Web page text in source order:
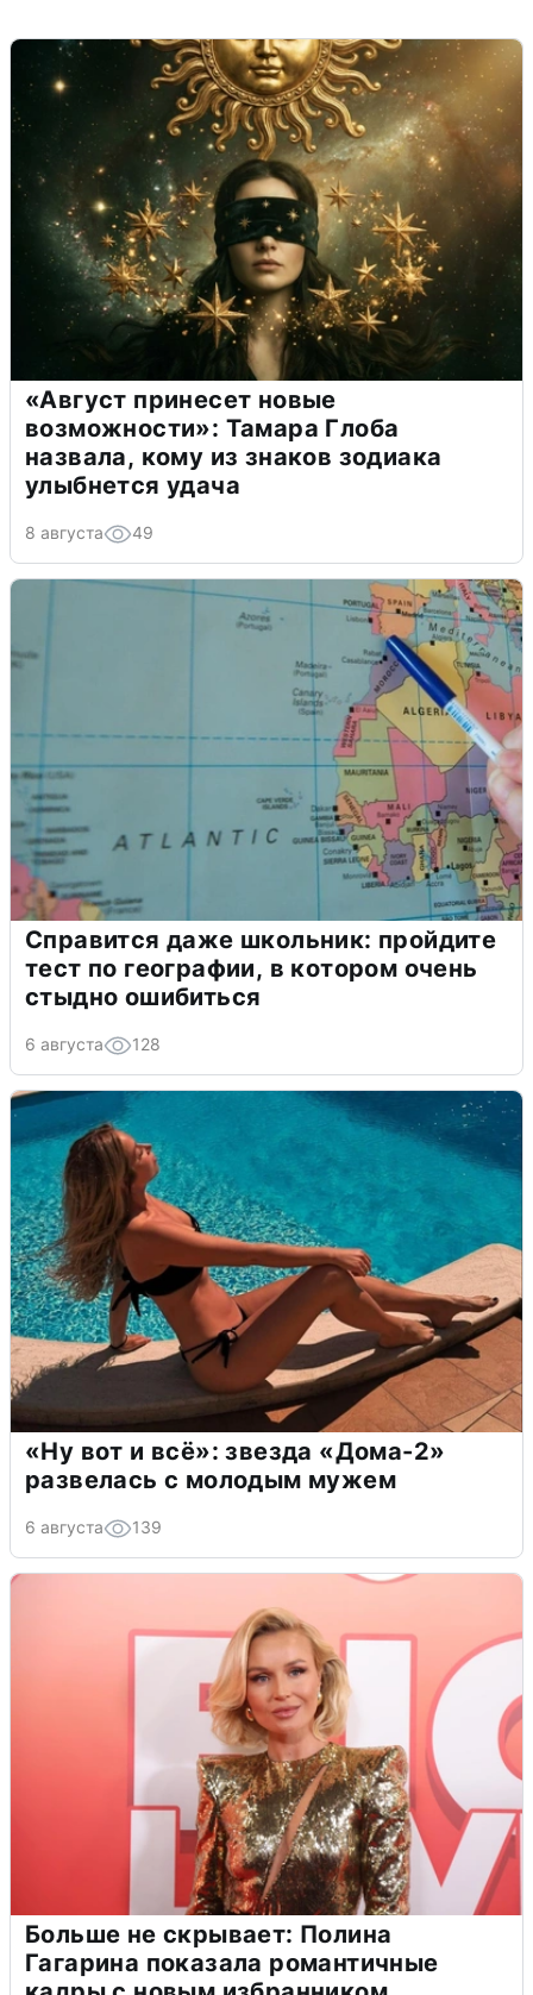
«Август принесет новые
возможности»: Тамара Глоба
назвала, кому из знаков зодиака
улыбнется удача
8 августа 49
Справится даже школьник: пройдите
тест по географии, в котором очень
стыдно ошибиться
6 августа 128
«Ну вот и всё»: звезда «Дома-2»
развелась с молодым мужем
6 августа 139
Больше не скрывает: Полина
Гагарина показала романтичные